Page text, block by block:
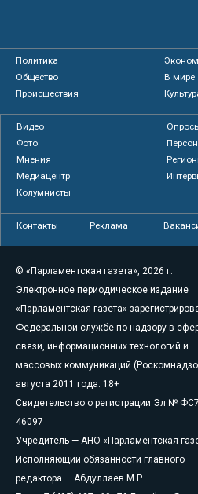
Политика
Общество
В мире
Происшествия
Видео
Фото
Мнения
Медиацентр
Колумнисты
Контакты Реклама
© «Парламентская газета», 2026 г.
Электронное периодическое издание
«Парламентская газета»
Федеральной службе по надзору в
связи, информационных технологий и
массовых коммуникаций
августа 2011 года. 18+
Свидетельство о регистрации Эл №
46097
Учредитель — АНО «Парламентская
Исполняющий обязанности главного
редактора — Абдуллаев М.Р.